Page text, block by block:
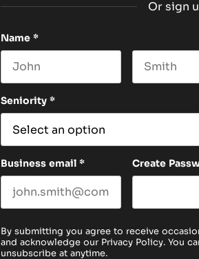
Or sign
Name *
Seniority *
Business email * Create
By submitting you agree to receive
and acknowledge our Privacy Policy. You
unsubscribe at anytime.